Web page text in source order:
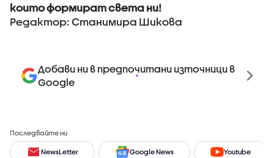
които формират света ни!
Редактор: Станимира Шикова
Добави ни в предпочитани източници в
Google
Последвайте ни
NewsLetter Google News Youtube